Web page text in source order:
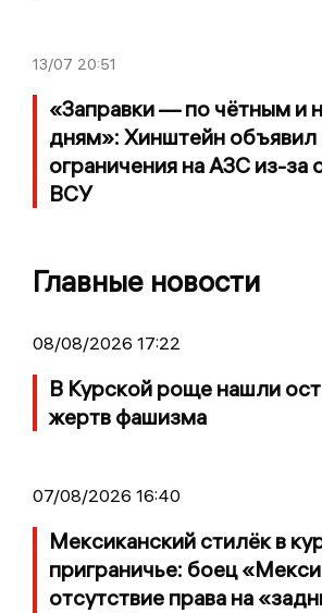
13/07 20:51
«Заправки — по чётным и
дням»: Хинштейн объявил
ограничения на АЗС из-за
ВСУ
Главные новости
08/08/2026 17:22
В Курской роще нашли
жертв фашизма
07/08/2026 16:40
Мексиканский стилёк в
приграничье: боец
отсутствие права на